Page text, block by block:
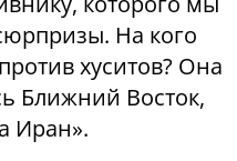
На кого
хуситов? Она
Ближний Восток,
Иран».